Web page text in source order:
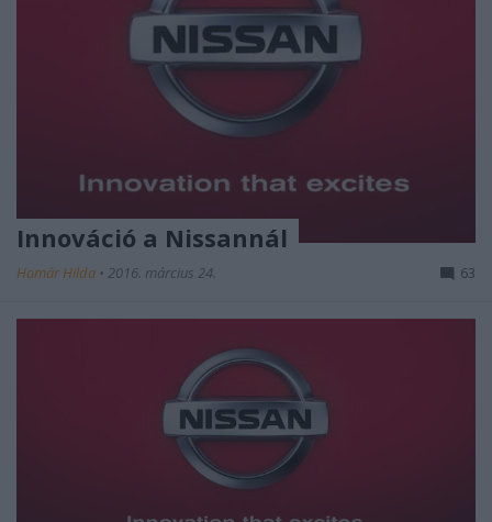
Innováció a Nissannál
Homár Hilda • 2016. március 24. 63